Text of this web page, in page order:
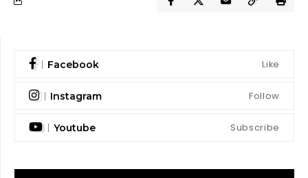
Facebook Like
Instagram Follow
Youtube Subscribe